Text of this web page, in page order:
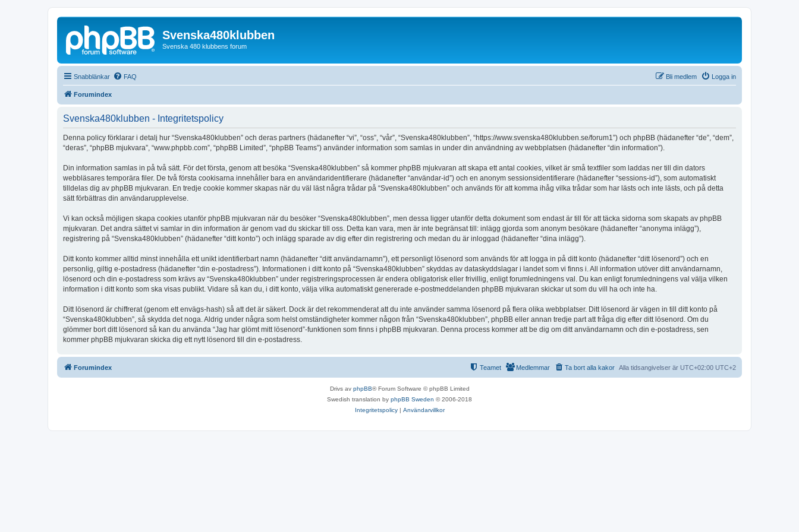
Svenska480klubben
Svenska 480 klubbens forum
Snabblänkar FAQ Logga in
Bli medlem
Forumindex
Svenska480klubben - Integritetspolicy
Denna policy förklarar i detalj hur “Svenska480klubben” och deras partners (hädanefter “vi”, “oss”, “vår”, “Svenska480klubben”, “https://www.svenska480klubben.se/forum1”) och phpBB (hädanefter “de”, “dem”,
“deras”, “phpBB mjukvara”, “www.phpbb.com”, “phpBB Limited”, “phpBB Teams”) använder information som samlas in under din användning av webbplatsen (hädanefter “din information”).
Din information samlas in på två sätt. För det första, genom att besöka “Svenska480klubben” så kommer phpBB mjukvaran att skapa ett antal cookies, vilket är små textfiler som laddas ner till din dators
webbläsares temporära filer. De två första cookisarna innehåller bara en användaridentifierare (hädanefter “användar-id”) och en anonym sessionsidentifierare (hädanefter “sessions-id”), som automatiskt
tilldelas dig av phpBB mjukvaran. En tredje cookie kommer skapas när du väl läst några trådar på “Svenska480klubben” och används för att komma ihåg vilka trådar som har lästs och inte lästs, och på detta
sätt förbättras din användarupplevelse.
Vi kan också möjligen skapa cookies utanför phpBB mjukvaran när du besöker “Svenska480klubben”, men dessa ligger utanför detta dokument som endast är till för att täcka sidorna som skapats av phpBB
mjukvaran. Det andra sättet vi samlar in din information är genom vad du skickar till oss. Detta kan vara, men är inte begränsat till: inlägg gjorda som anonym besökare (hädanefter “anonyma inlägg”),
registrering på “Svenska480klubben” (hädanefter “ditt konto”) och inlägg sparade av dig efter din registrering och medan du är inloggad (hädanefter “dina inlägg”).
Ditt konto kommer alltid minst innehålla ett unikt identifierbart namn (hädanefter “ditt användarnamn”), ett personligt lösenord som används för att logga in på ditt konto (hädanefter “ditt lösenord”) och en
personlig, giltig e-postadress (hädanefter “din e-postadress”). Informationen i ditt konto på “Svenska480klubben” skyddas av dataskyddslagar i landet som vi finns i. All information utöver ditt användarnamn,
lösenord och din e-postadress som krävs av “Svenska480klubben” under registreringsprocessen är endera obligatorisk eller frivillig, enligt forumledningens val. Du kan enligt forumledningens val välja vilken
information i ditt konto som ska visas publikt. Vidare så kan du, i ditt konto, välja vilka automatiskt genererade e-postmeddelanden phpBB mjukvaran skickar ut som du vill ha och inte ha.
Ditt lösenord är chiffrerat (genom ett envägs-hash) så att det är säkert. Dock är det rekommenderat att du inte använder samma lösenord på flera olika webbplatser. Ditt lösenord är vägen in till ditt konto på
“Svenska480klubben”, så skydda det noga. Aldrig under några som helst omständigheter kommer någon från “Svenska480klubben”, phpBB eller annan tredje part att fråga dig efter ditt lösenord. Om du
glömmer bort ditt lösenord så kan du använda “Jag har glömt mitt lösenord”-funktionen som finns i phpBB mjukvaran. Denna process kommer att be dig om ditt användarnamn och din e-postadress, sen
kommer phpBB mjukvaran skicka dig ett nytt lösenord till din e-postadress.
Forumindex Alla tidsangivelser är UTC+02:00 UTC+2
Ta bort alla kakor
Medlemmar
Teamet
Drivs av phpBB® Forum Software © phpBB Limited
Swedish translation by phpBB Sweden © 2006-2018
Integritetspolicy| Användarvillkor